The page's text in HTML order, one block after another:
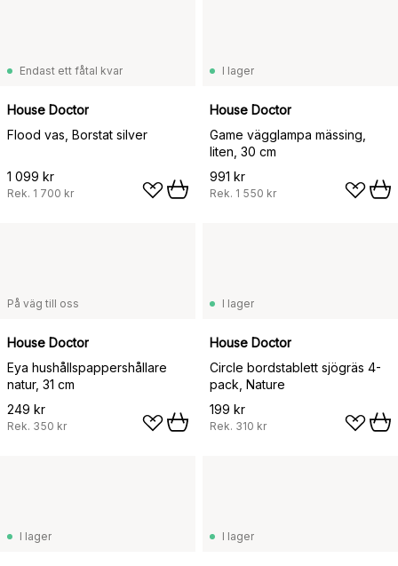
Endast ett fåtal kvar
House Doctor
Flood vas, Borstat silver
1 099 kr
Rek. 1 700 kr
I lager
House Doctor
Game vägglampa mässing,
liten, 30 cm
991 kr
Rek. 1 550 kr
På väg till oss
House Doctor
Eya hushållspappershållare
natur, 31 cm
249 kr
Rek. 350 kr
I lager
House Doctor
Circle bordstablett sjögräs 4-
pack, Nature
199 kr
Rek. 310 kr
I lager I lager